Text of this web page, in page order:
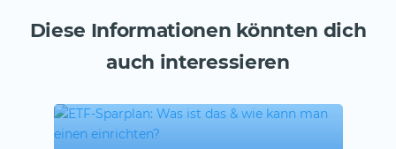
Diese Informationen könnten dich
auch interessieren